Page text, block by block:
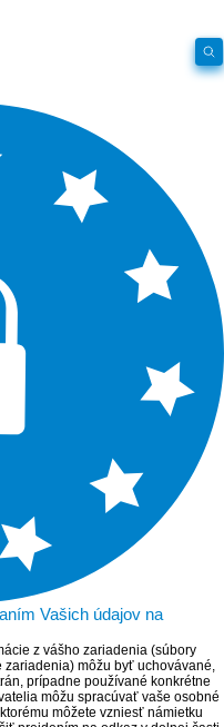
Vašich údajov na
z vášho zariadenia (súbory
môžu byť uchovávané,
prípadne používané konkrétne
môžu spracúvať vaše osobné
môžete vzniesť námietku